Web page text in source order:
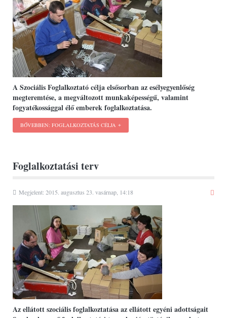
A Szociális Foglalkoztató célja elsősorban az esélyegyenlőség
megteremtése, a megváltozott munkaképességű, valamint
fogyatékossággal élő emberek foglalkoztatása.
BŐVEBBEN: FOGLALKOZTATÁS CÉLJA
Foglalkoztatási terv
Megjelent: 2015. augusztus 23. vasárnap, 14:18
Az ellátott szociális foglalkoztatása az ellátott egyéni adottságait